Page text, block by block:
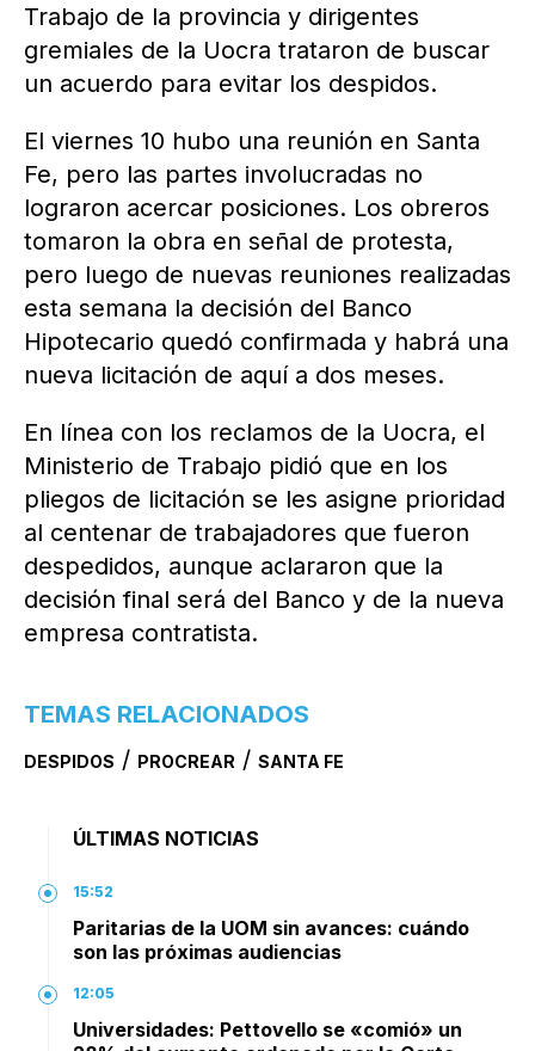
Trabajo de la provincia y dirigentes
gremiales de la Uocra trataron de buscar
un acuerdo para evitar los despidos.
El viernes 10 hubo una reunión en Santa
Fe, pero las partes involucradas no
lograron acercar posiciones. Los obreros
tomaron la obra en señal de protesta,
pero luego de nuevas reuniones realizadas
esta semana la decisión del Banco
Hipotecario quedó confirmada y habrá una
nueva licitación de aquí a dos meses.
En línea con los reclamos de la Uocra, el
Ministerio de Trabajo pidió que en los
pliegos de licitación se les asigne prioridad
al centenar de trabajadores que fueron
despedidos, aunque aclararon que la
decisión final será del Banco y de la nueva
empresa contratista.
TEMAS RELACIONADOS
DESPIDOS / PROCREAR / SANTA FE
ÚLTIMAS NOTICIAS
15:52
Paritarias de la UOM sin avances: cuándo
son las próximas audiencias
12:05
Universidades: Pettovello se «comió» un